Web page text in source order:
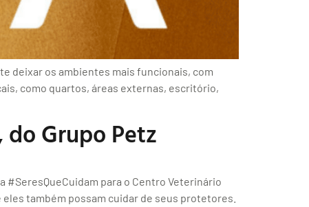
deixar os ambientes mais funcionais, com
como quartos, áreas externas, escritório,
do Grupo Petz
#SeresQueCuidam para o Centro Veterinário
também possam cuidar de seus protetores.